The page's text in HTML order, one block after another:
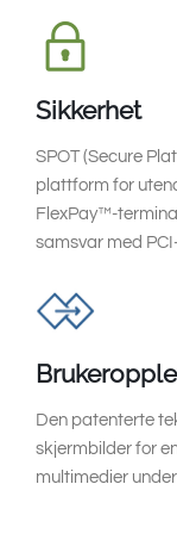
Sikkerhet
SPOT (Secure
plattform for
FlexPay™-
samsvar med
Den patenterte
skjermbilder for
multimedier